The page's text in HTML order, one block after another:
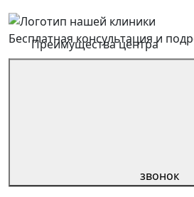
Преимущества центра
Бесплатная консультацияи
звонок